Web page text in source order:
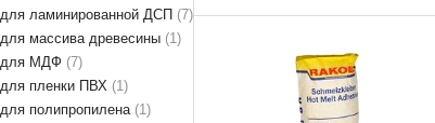
для ламинированной ДСП
7
для массива древесины 1
для МДФ 7
для пленки ПВХ
1
для полипропилена 1
материалов. Низкая рабочая
температура, подходит ...